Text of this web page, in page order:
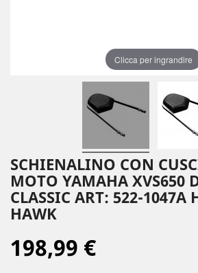
Clicca per ingrandire
SCHIENALINO CON
MOTO YAMAHA XVS650
CLASSIC ART: 522-1047A
HAWK
198,99 €